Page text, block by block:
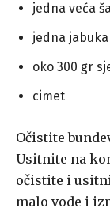
jedna veća
jedna jabuka
oko 300 gr
cimet
Očistite
Usitnite na
očistite i
malo vode i